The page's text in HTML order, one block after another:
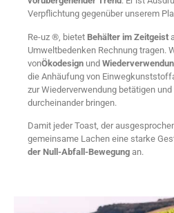
Verpflichtung gegenüber unserem
Re-uz ®, bietet Behälter im Zeitgeist
Umweltbedenken Rechnung tragen.
vonÖkodesign und
die Anhäufung von
zur Wiederverwendung betätigen
durcheinander bringen.
Damit jeder Toast, der
gemeinsame Lachen eine starke
der Null-Abfall-Bewegung an.